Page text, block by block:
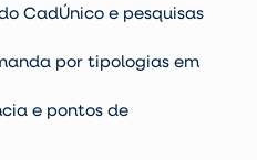
CadÚnico e pesquisas
por tipologias em
e pontos de